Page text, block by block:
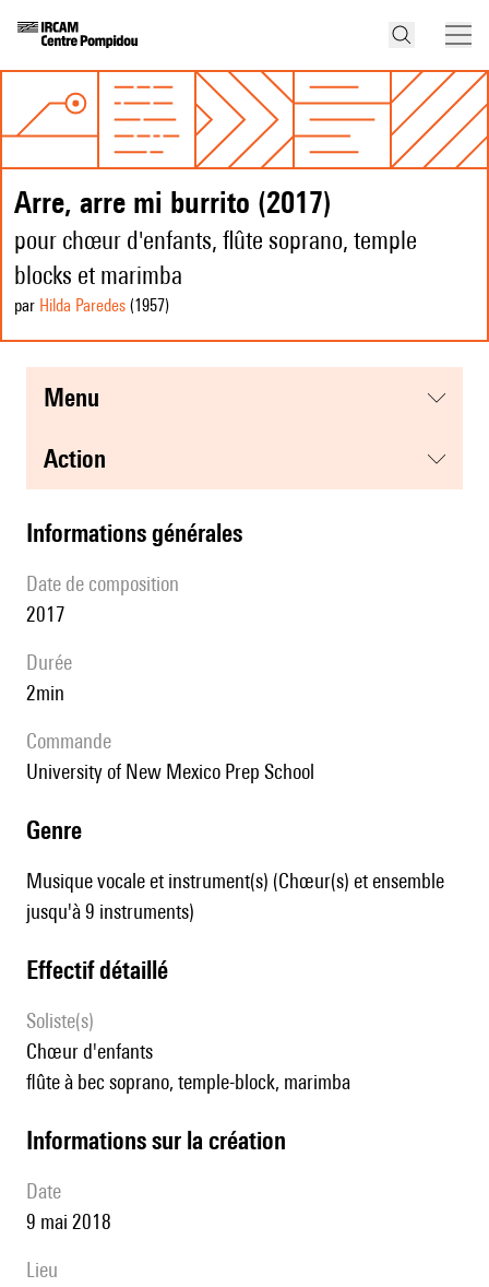
Arre, arre mi burrito (2017)
pour chœur d'enfants, flûte soprano, temple
blocks et marimba
par Hilda Paredes (1957)
menu
action
informations générales
date de composition
2017
durée
2min
Commande
University of New Mexico Prep School
genre
Musique vocale et instrument(s) (Chœur(s) et ensemble
jusqu'à 9 instruments)
effectif détaillé
Soliste(s)
chœur d'enfants
flûte à bec soprano, temple-block, marimba
informations sur la création
date
9 mai 2018
lieu